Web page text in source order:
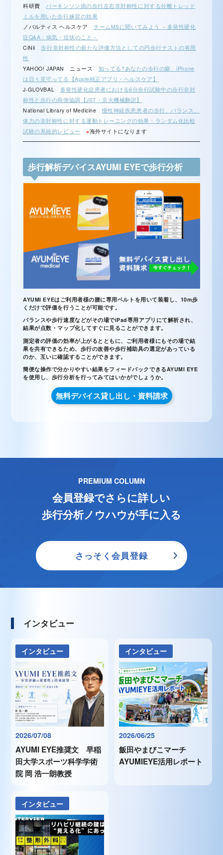
科研費 パーキンソン病の歩行左右非対称性に対する分離トレッド
ミルを用いた歩行練習の効果
ノバルティス ヘルスケア チームMSに聞いてみよう －多発性硬化
症Q&A：病気・症状のこと－
CiNii歩行非対称性の新たな評価方法としての円歩行テストの有用
性
YAHOO! JAPAN ニュース 知ってる?あなたの歩行の癖、iPhone
は日々見守ってる【Apple純正アプリ・ヘルスケア】
J-GLOVBAL 多発性硬化症患者における6分歩行試験中の歩行非対
称性と歩行の両側協調【JST・京大機械翻訳】
National Library of Medicine 慢性神経疾患患者の歩行、バランス、
体力の非対称性に対する運動トレーニングの効果：ランダム化比較
試験の系統的レビュー
※海外サイトになります
歩行解析デバイスAYUMI EYEで歩行分析
AYUMI EYEはご利用者様の腰に専用ベルトを用いて装着し、10m歩
くだけで評価を行うことが可能です。
バランスや歩行速度などがその場でiPad専用アプリにて解析され、
結果が点数・マップ化してすぐに見ることができます。
測定者の評価の効率が上がるとともに、ご利用者様にもその場で結
果を共有できるため、歩行の改善や歩行補助具の選定があっている
のか、互いに確認することができます。
簡便な操作で分かりやすい結果をフィードバックできるAYUMI EYE
を使用し、歩行分析を行ってみてはいかがでしょうか。
無料デバイス貸し出し・資料請求
PREMIUM COLUMN
会員登録でさらに詳しい
歩行分析ノウハウが手に入る
さっそく会員登録
インタビュー
インタビュー
2026/07/08
AYUMI EYE推奨文 早稲
田大学スポーツ科学学術
院 岡 浩一朗教授
インタビュー
2026/06/25
飯田やまびこマーチ
AYUMIEYE活用レポート
インタビュー